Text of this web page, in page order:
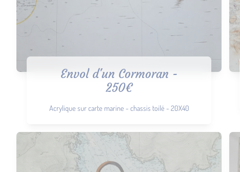
Envol d'un Cormoran -
250€
Acrylique sur carte marine - chassis toilé - 20X40